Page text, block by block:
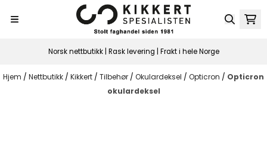
Norsk nettbutikk | Rask levering | Frakt i hele Norge
Hjem / Nettbutikk / Kikkert / Tilbehør / Okulardeksel / Opticron / Opticron
okulardeksel